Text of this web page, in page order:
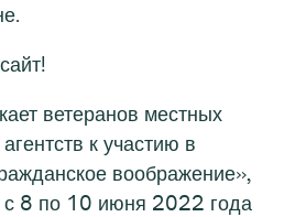
ветеранов местных
к участию в
воображение»,
с 8 по 10 июня 2022 года